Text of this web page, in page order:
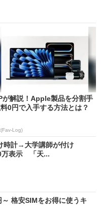
が解説！Apple製品を分割手
0円で入手する方法とは？
Log)
時計→大学講師が付け
万表示 「天...
格安SIMをお得に使うキ